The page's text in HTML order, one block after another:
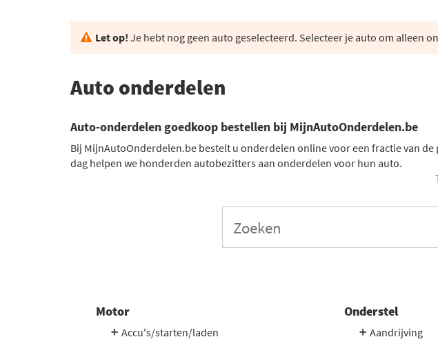
Let op! Je hebt nog geen auto geselecteerd. Selecteer je auto om alleen
Auto onderdelen
Auto-onderdelen goedkoop bestellen bij MijnAutoOnderdelen.be
Bij MijnAutoOnderdelen.be bestelt u onderdelen online voor een fractie van
dag helpen we honderden autobezitters aan onderdelen voor hun auto.
Door uw kenteken in te voeren op onze website ziet u onderdelen die op uw
Bosch
Nipparts
Motor
Accu's/starten/laden
Onderstel
Aandrijving